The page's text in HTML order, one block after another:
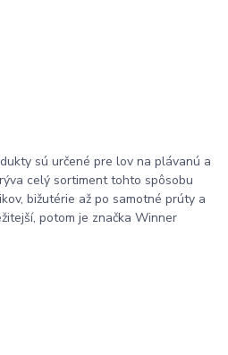
sú určené pre lov na plávanú a
celý sortiment tohto spôsobu
bižutérie až po samotné prúty a
potom je značka Winner